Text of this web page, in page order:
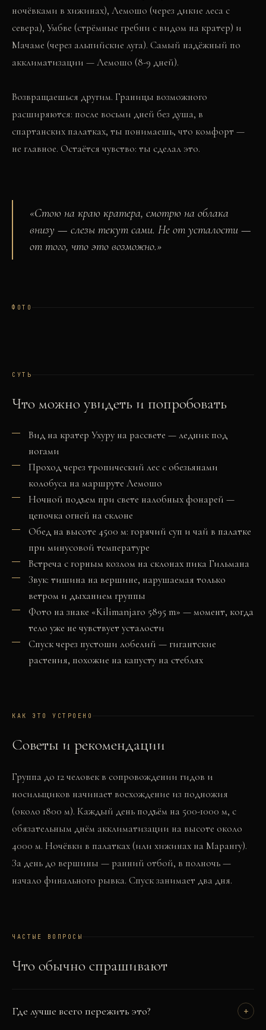
ночёвками в хижинах), Лемошо (через дикие леса с
севера), Умбве (стрёмные гребни с видом на кратер) и
Мачаме (через альпийские луга). Самый надёжный по
акклиматизации — Лемошо (8-9 дней).
Возвращаешься другим. Границы возможного
расширяются: после восьми дней без душа, в
спартанских палатках, ты понимаешь, что комфорт —
не главное. Остаётся чувство: ты сделал это.
«Стою на краю кратера, смотрю на облака
внизу — слезы текут сами. Не от усталости —
от того, что это возможно.»
ФОТО
СУТЬ
Что можно увидеть и попробовать
Вид на кратер Ухуру на рассвете — ледник под
ногами
Проход через тропический лес с обезьянами
колобуса на маршруте Лемошо
Ночной подъем при свете налобных фонарей —
цепочка огней на склоне
Обед на высоте 4500 м: горячий суп и чай в палатке
при минусовой температуре
Встреча с горным козлом на склонах пика Гильмана
Звук: тишина на вершине, нарушаемая только
ветром и дыханием группы
Фото на знаке «Kilimanjaro 5895 m» — момент, когда
тело уже не чувствует усталости
Спуск через пустоши лобелий — гигантские
растения, похожие на капусту на стеблях
КАК ЭТО УСТРОЕНО
Советы и рекомендации
Группа до 12 человек в сопровождении гидов и
носильщиков начинает восхождение из подножия
(около 1800 м). Каждый день подъём на 500-1000 м, с
обязательным днём акклиматизации на высоте около
4000 м. Ночёвки в палатках (или хижинах на Марангу).
За день до вершины — ранний отбой, в полночь —
начало финального рывка. Спуск занимает два дня.
ЧАСТЫЕ ВОПРОСЫ
Что обычно спрашивают
Где лучше всего пережить это? +